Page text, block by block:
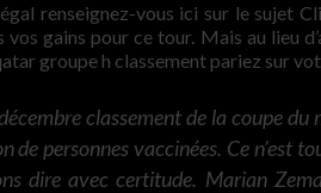
renseignez-vous ici sur le sujet
gains pour ce tour. Mais au lieu
groupe h classement pariez sur
classement de la coupe
de personnes vaccinées. Ce n’est
dire avec certitude. Marian